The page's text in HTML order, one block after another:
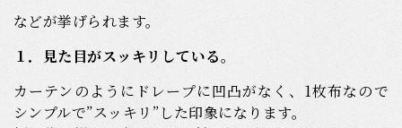
などが挙げられます。
１．見た目がスッキリしている。
カーテンのようにドレープに凹凸がなく、1枚布なので
シンプルで”スッキリ”した印象になります。